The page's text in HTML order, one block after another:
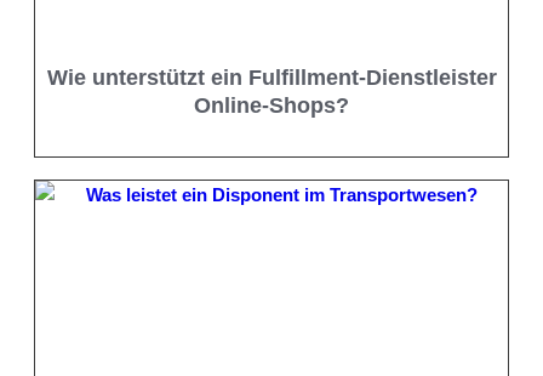
Wie unterstützt ein Fulfillment-Dienstleister
Online-Shops?